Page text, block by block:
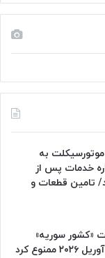
به
خدمات پس از
تامین قطعات و
«کشور سوریه»